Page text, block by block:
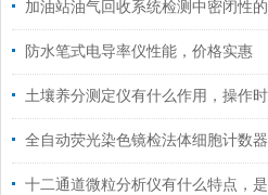
防水笔式电导率仪性能，价格实惠
全自动荧光染色镜检法体细胞计数器